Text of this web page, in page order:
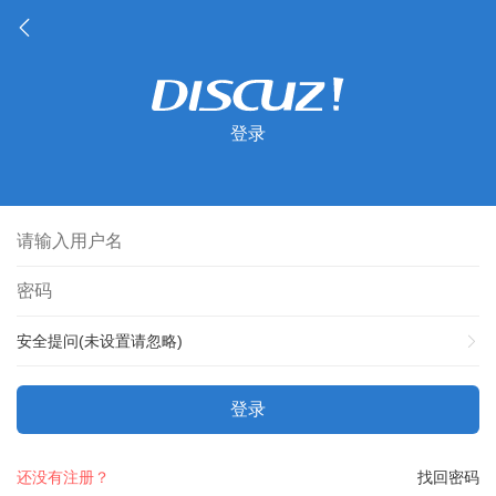
登录
安全提问(未设置请忽略)
登录
找回密码
还没有注册？